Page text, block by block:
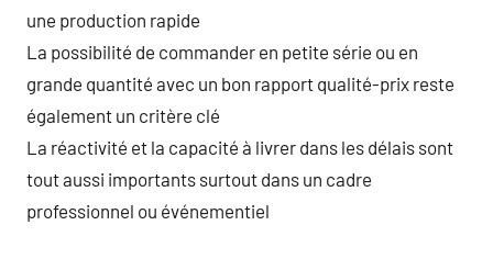
une production rapide
La possibilité de commander en petite série ou en
grande quantité avec un bon rapport qualité-prix reste
également un critère clé
La réactivité et la capacité à livrer dans les délais sont
tout aussi importants surtout dans un cadre
professionnel ou événementiel